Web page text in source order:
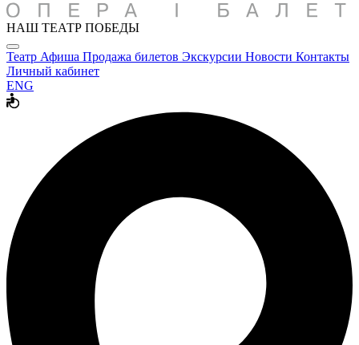
НАШ ТЕАТР ПОБЕДЫ
Театр Афиша Продажа билетов Экскурсии Новости Контакты
Личный кабинет
ENG